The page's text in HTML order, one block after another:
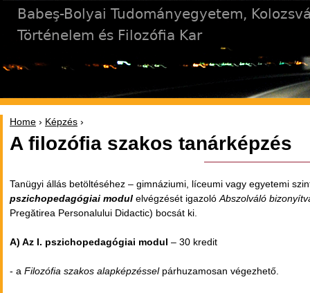
Jump to navigation
Babeş-Bolyai Tudományegyetem,
Történelem és Filozófia Kar
You are here
Home › Képzés ›
A filozófia szakos tanárképzés
Tanügyi állás betöltéséhez – gimnáziumi, líceumi vagy egyetemi
pszichopedagógiai modul elvégzését igazoló Abszolváló
Pregătirea Personalului Didactic) bocsát ki.
A) Az I. pszichopedagógiai modul – 30 kredit
- a Filozófia szakos alapképzésselpárhuzamosan végezhető.